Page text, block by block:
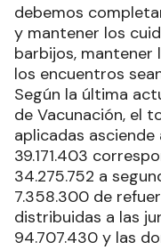
debemos
y mantener los
barbijos,
los encuentros
Según la última
de Vacunación, el
aplicadas asciende
39.171.403
34.275.752 a
7.358.300 de
distribuidas a las
94.707.430 y las